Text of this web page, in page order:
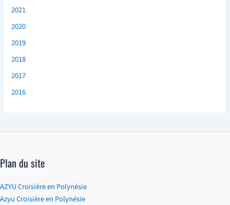
2021
2020
2019
2018
2017
2016
Plan du site
AZYU Croisière en Polynésie
Azyu Croisière en Polynésie